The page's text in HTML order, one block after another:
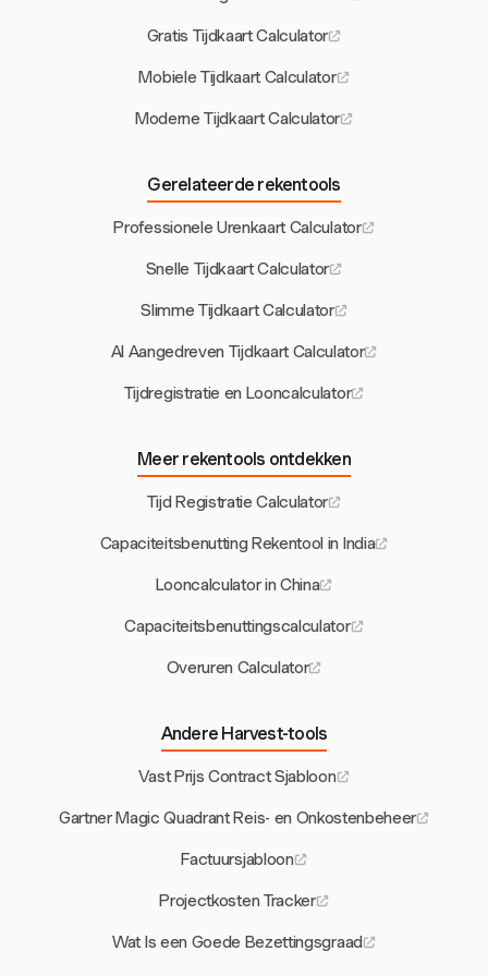
Gratis Tijdkaart Calculator
Mobiele Tijdkaart Calculator
Moderne Tijdkaart Calculator
Gerelateerde rekentools
Professionele Urenkaart Calculator
Snelle Tijdkaart Calculator
Slimme Tijdkaart Calculator
AI Aangedreven Tijdkaart Calculator
Tijdregistratie en Looncalculator
Meer rekentools ontdekken
Tijd Registratie Calculator
Capaciteitsbenutting Rekentool in India
Looncalculator in China
Capaciteitsbenuttingscalculator
Overuren Calculator
Andere Harvest-tools
Vast Prijs Contract Sjabloon
Gartner Magic Quadrant Reis- en Onkostenbeheer
Factuursjabloon
Projectkosten Tracker
Wat Is een Goede Bezettingsgraad